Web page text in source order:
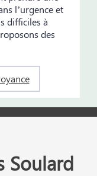
l’urgence et
difficiles à
des
Soulard